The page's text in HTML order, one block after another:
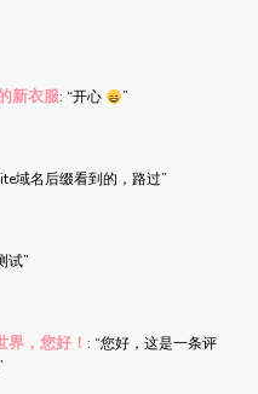
新衣服: “开心 ”
域名后缀看到的，路过”
试”
界，您好！ : “您好，这是一条评